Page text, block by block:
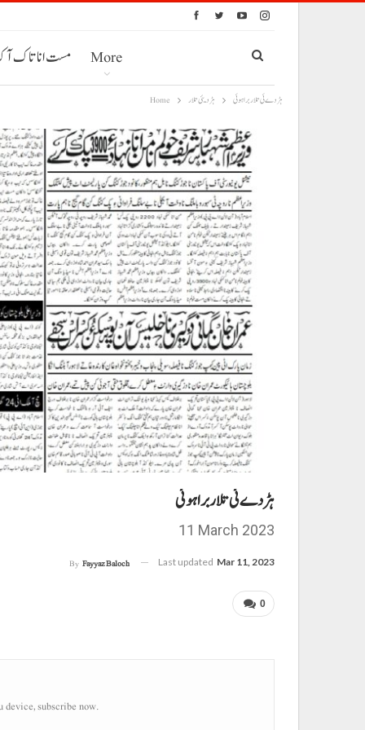
مست انا تاک More
Home ہڑدیئی تلار ہڑ دے ئی تلار براہوئی
ہڑ دے ئی تلار براہوئی
11 March 2023
By Fayyaz Baloch Last updated Mar 11, 2023
0
subscribe now.